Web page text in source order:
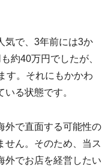
気で、3年前には3か
約40万円でしたが、
す。それにもかかわ
る状態です。
外で直面する可能性の
せん。そのため、当ス
外でお店を経営したい